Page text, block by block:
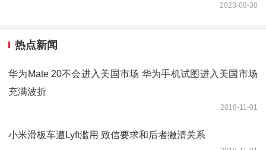
2023-08-30
热点新闻
华为Mate 20不会进入美国市场 华为手机试图进入美国市场
充满波折
2018-11-01
小米滑板车遭Lyft滥用 致信要求和后者撇清关系